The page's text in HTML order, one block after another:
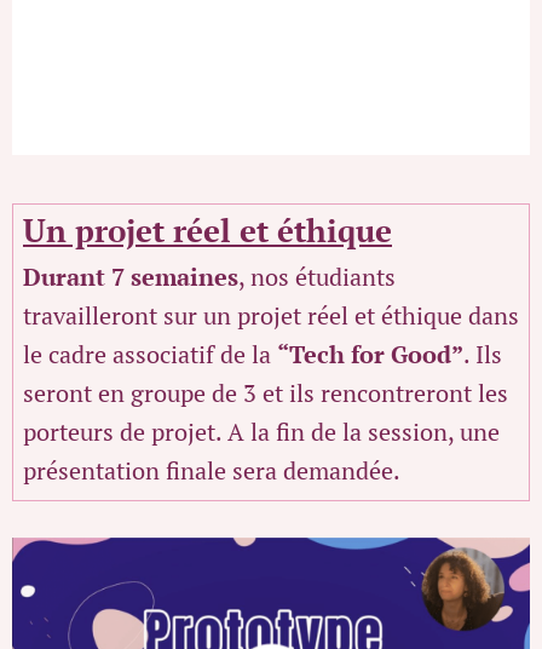
Un projet réel et éthique
Durant 7 semaines, nos étudiants
travailleront sur un projet réel et éthique dans
le cadre associatif de la “Tech for Good”. Ils
seront en groupe de 3 et ils rencontreront les
porteurs de projet. A la fin de la session, une
présentation finale sera demandée.